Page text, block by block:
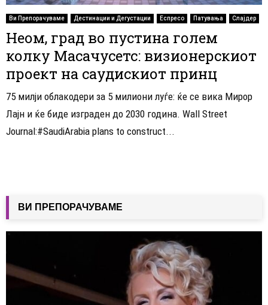
Ви Препорачуваме Дестинации и Дегустации Еспресо Патувања Слајдер
Неом, град во пустина голем
колку Масачусетс: визионерскиот
проект на саудискиот принц
75 милји облакодери за 5 милиони луѓе: ќе се вика Мирор
Лајн и ќе биде изграден до 2030 година. Wall Street
Journal:#SaudiArabia plans to construct...
ВИ ПРЕПОРАЧУВАМЕ